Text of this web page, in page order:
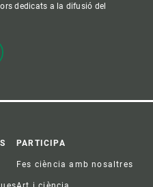
dedicats a la difusió del
PARTICIPA
Fes ciència amb nosaltres